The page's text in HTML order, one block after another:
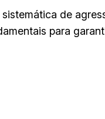
de
para